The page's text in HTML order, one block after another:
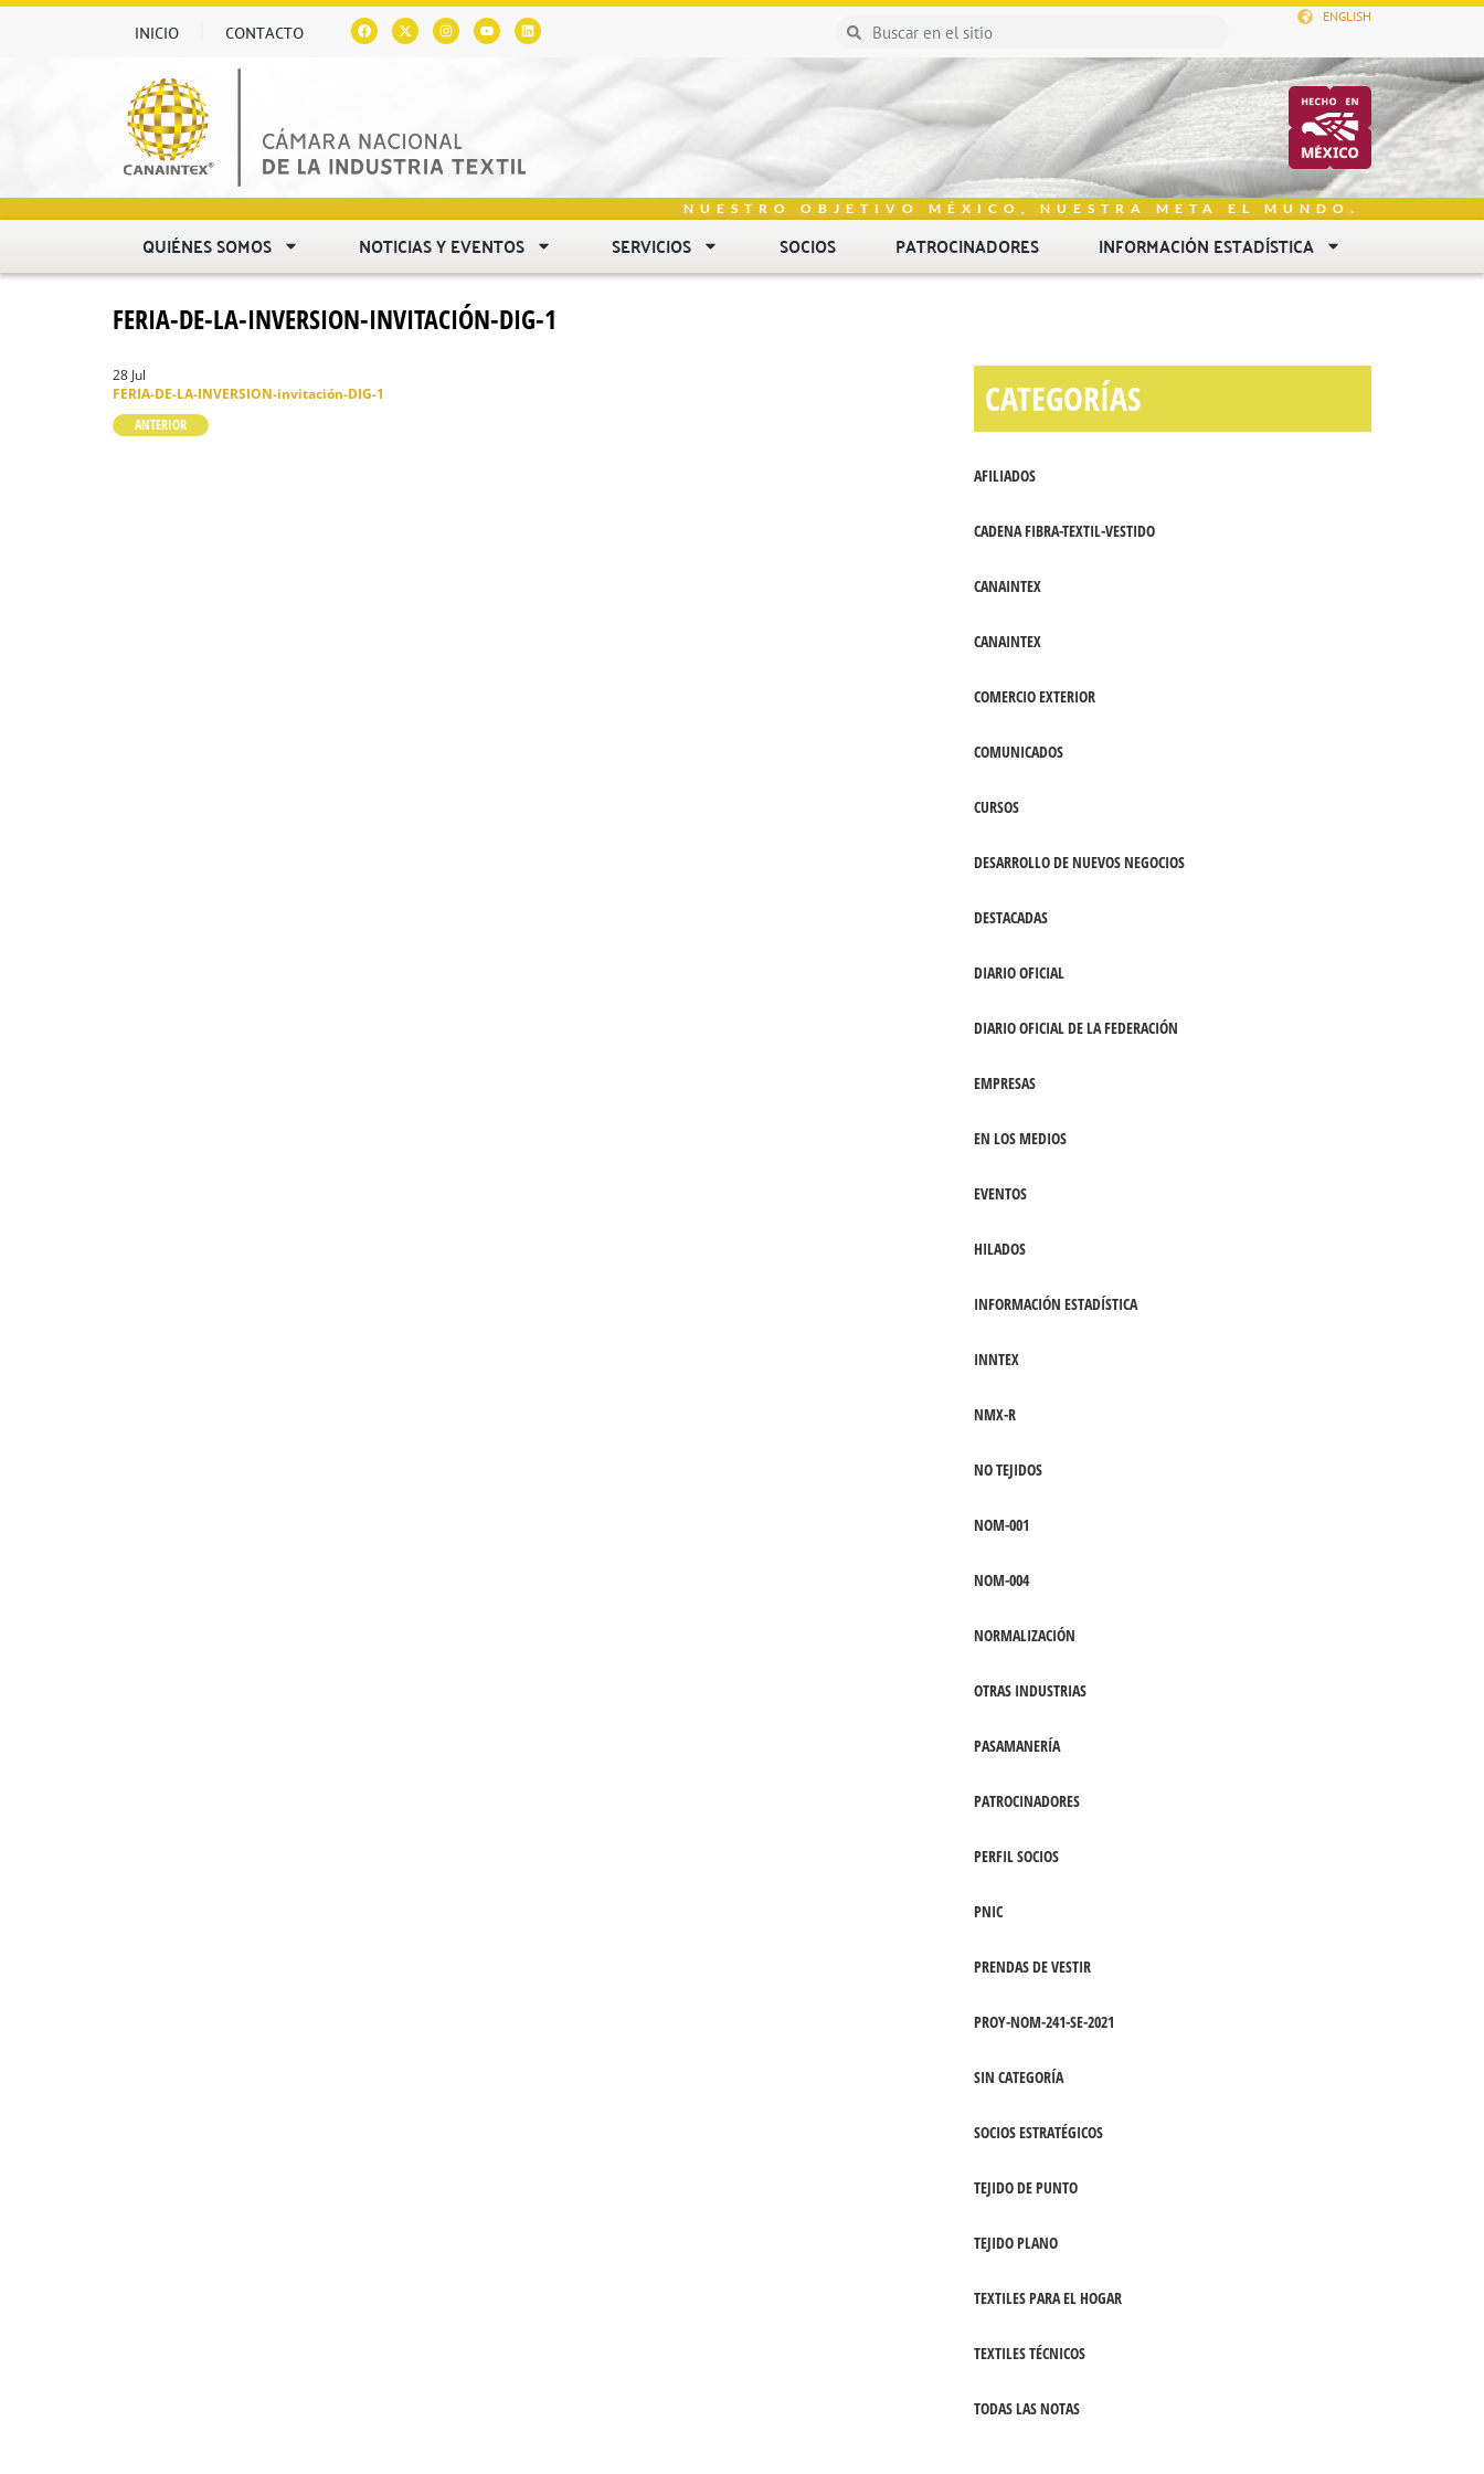
INICIO CONTACTO
ENGLISH
NUESTRO OBJETIVO MÉXICO, NUESTRA META EL MUNDO.
QUIÉNES SOMOS NOTICIAS Y EVENTOS SERVICIOS SOCIOS PATROCINADORES INFORMACIÓN ESTADÍSTICA
FERIA-DE-LA-INVERSION-INVITACIÓN-DIG-1
28 Jul
FERIA-DE-LA-INVERSION-invitación-DIG-1
ANTERIOR
CATEGORÍAS
AFILIADOS
CADENA FIBRA-TEXTIL-VESTIDO
CANAINTEX
CANAINTEX
COMERCIO EXTERIOR
COMUNICADOS
CURSOS
DESARROLLO DE NUEVOS NEGOCIOS
DESTACADAS
DIARIO OFICIAL
DIARIO OFICIAL DE LA FEDERACIÓN
EMPRESAS
EN LOS MEDIOS
EVENTOS
HILADOS
INFORMACIÓN ESTADÍSTICA
INNTEX
NMX-R
NO TEJIDOS
NOM-001
NOM-004
NORMALIZACIÓN
OTRAS INDUSTRIAS
PASAMANERÍA
PATROCINADORES
PERFIL SOCIOS
PNIC
PRENDAS DE VESTIR
PROY-NOM-241-SE-2021
SIN CATEGORÍA
SOCIOS ESTRATÉGICOS
TEJIDO DE PUNTO
TEJIDO PLANO
TEXTILES PARA EL HOGAR
TEXTILES TÉCNICOS
TODAS LAS NOTAS